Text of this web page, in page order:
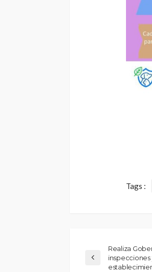
Tags :
Realiza
inspecciones